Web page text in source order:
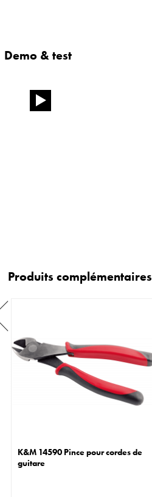
Demo & test
Produits complémentaires
K&M 14590 Pince pour cordes de
guitare